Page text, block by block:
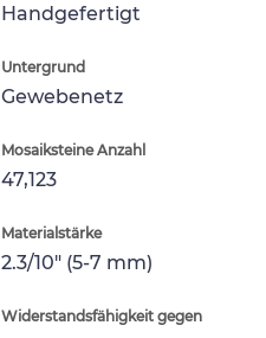
Handgefertigt
Untergrund
Gewebenetz
Mosaiksteine Anzahl
47,123
Materialstärke
2.3/10" (5-7 mm)
Widerstandsfähigkeit gegen